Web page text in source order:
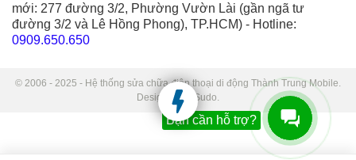
mới: 277 đường 3/2, Phường Vườn Lài (gần ngã tư
đường 3/2 và Lê Hồng Phong), TP.HCM) - Hotline:
0909.650.650
© 2006 - 2025 - Hệ thống sửa chữa điện thoại di động Thành Trung Mobile.
Designed by Sudo.
Bạn cần hỗ trợ?